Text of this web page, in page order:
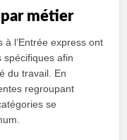
métier
à l’Entrée express ont
spécifiques afin
du travail. En
regroupant
se